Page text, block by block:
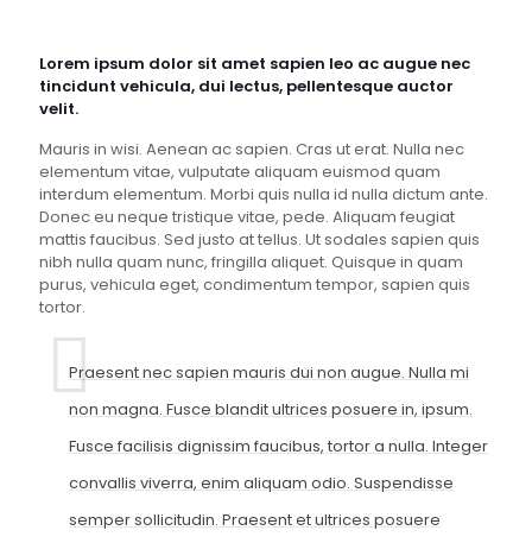
Lorem ipsum dolor sit amet sapien leo ac augue nec
tincidunt vehicula, dui lectus, pellentesque auctor
velit.
Mauris in wisi. Aenean ac sapien. Cras ut erat. Nulla nec
elementum vitae, vulputate aliquam euismod quam
interdum elementum. Morbi quis nulla id nulla dictum ante.
Donec eu neque tristique vitae, pede. Aliquam feugiat
mattis faucibus. Sed justo at tellus. Ut sodales sapien quis
nibh nulla quam nunc, fringilla aliquet. Quisque in quam
purus, vehicula eget, condimentum tempor, sapien quis
tortor.
Praesent nec sapien mauris dui non augue. Nulla mi
non magna. Fusce blandit ultrices posuere in, ipsum.
Fusce facilisis dignissim faucibus, tortor a nulla. Integer
convallis viverra, enim aliquam odio. Suspendisse
semper sollicitudin. Praesent et ultrices posuere